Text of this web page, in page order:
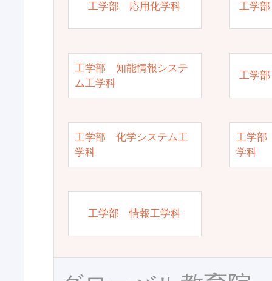
工学部 応用化学科 工学
工学部 知能情報システ
ム工学科
工学
工学部 化学システム工
学科
工学部
学科
工学部 情報工学科